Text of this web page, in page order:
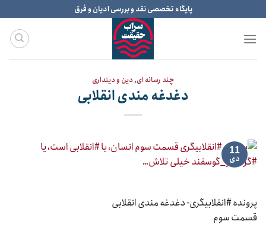
to
content
پایگاه تخصصی نقد و بررسی ادیان و فرق
چند رسانه ای,دین و دینداری
دغدغه مندی انقلابی
11
دی
پرونده #انقلابیگری- دغدغه مندی انقلابی
قسمت سوم